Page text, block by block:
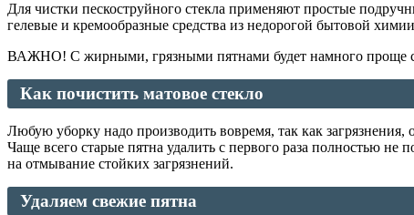
Для чистки пескоструйного стекла применяют простые
гелевые и кремообразные средства из недорогой бытовой
ВАЖНО! С жирными, грязными пятнами будет намного проще
Как почистить матовое стекло
Любую уборку надо производить вовремя, так как
Чаще всего старые пятна удалить с первого раза полностью
на отмывание стойких загрязнений.
Удаляем свежие пятна